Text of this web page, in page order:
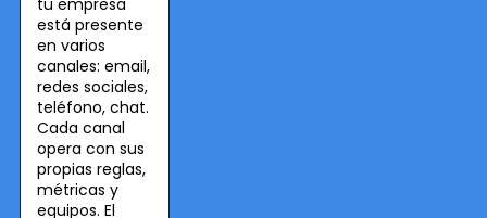
está presente
en varios
canales: email,
redes sociales,
teléfono, chat.
Cada canal
opera con sus
propias reglas,
métricas y
equipos. El